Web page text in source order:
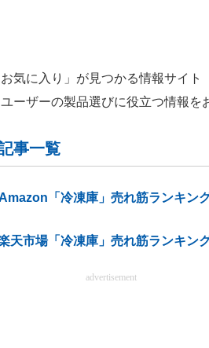
気に入り」が見つかる情報サイト
ーザーの製品選びに役立つ情報を
事一覧
「冷凍庫」売れ筋ランキング
天市場「冷凍庫」売れ筋ランキン
advertisement